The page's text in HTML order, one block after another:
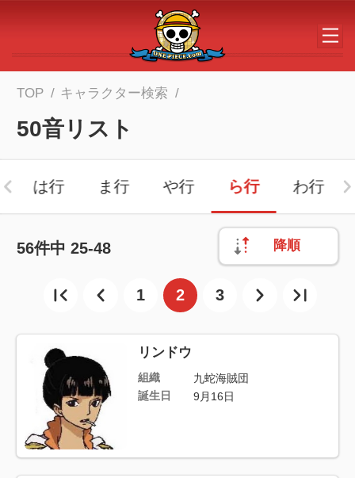
メインコンテンツへスキップする
TOP キャラクター検索
50音リスト
は行 ま行 や行 ら行 わ行
56件中 25-48
1 2 3
降順
リンドウ
組織
九蛇海賊団
誕生日
9月16日